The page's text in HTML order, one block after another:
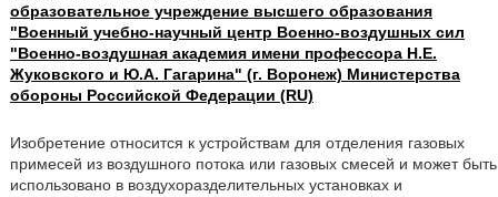
образовательное учреждение высшего образования
"Военный учебно-научный центр Военно-воздушных сил
"Военно-воздушная академия имени профессора Н.Е.
Жуковского и Ю.А. Гагарина" (г. Воронеж) Министерства
обороны Российской Федерации (RU)
Изобретение относится к устройствам для отделения газовых
примесей из воздушного потока или газовых смесей и может быть
использовано в воздухоразделительных установках и